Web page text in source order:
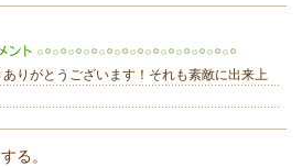
りがとうございます！それも素敵に出来上
る。